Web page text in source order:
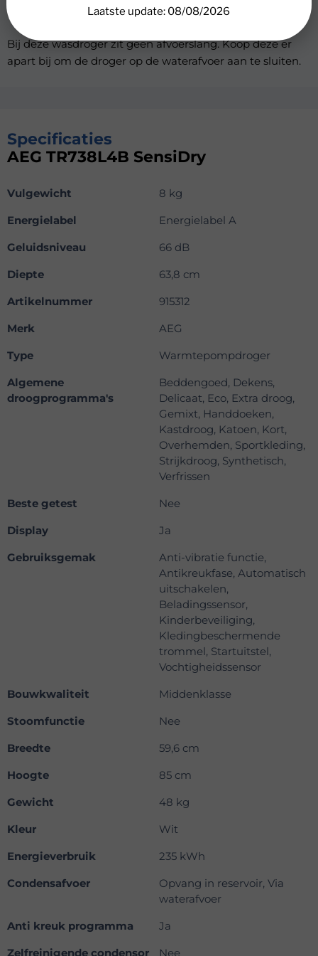
130,- per jaar op je energierekening.
Bij deze wasdroger zit geen afvoerslang. Koop deze er
apart bij om de droger op de waterafvoer aan te sluiten.
Specificaties
AEG TR738L4B SensiDry
Vulgewicht
8 kg
Energielabel
Energielabel A
Geluidsniveau
66 dB
Diepte
63,8 cm
Artikelnummer
915312
Merk
AEG
Type
Warmtepompdroger
Algemene
droogprogramma's
Beddengoed, Dekens,
Delicaat, Eco, Extra droog,
Gemixt, Handdoeken,
Kastdroog, Katoen, Kort,
Overhemden, Sportkleding,
Strijkdroog, Synthetisch,
Verfrissen
Beste getest
Nee
Display
Ja
Gebruiksgemak
Anti-vibratie functie,
Antikreukfase, Automatisch
uitschakelen,
Beladingssensor,
Kinderbeveiliging,
Kledingbeschermende
trommel, Startuitstel,
Vochtigheidssensor
Bouwkwaliteit
Middenklasse
Stoomfunctie
Nee
Breedte
59,6 cm
Hoogte
85 cm
Gewicht
48 kg
Kleur
Wit
Energieverbruik
235 kWh
Condensafvoer
Opvang in reservoir, Via
waterafvoer
Anti kreuk programma
Ja
Zelfreinigende condensor
Nee
Laatste update: 08/08/2026